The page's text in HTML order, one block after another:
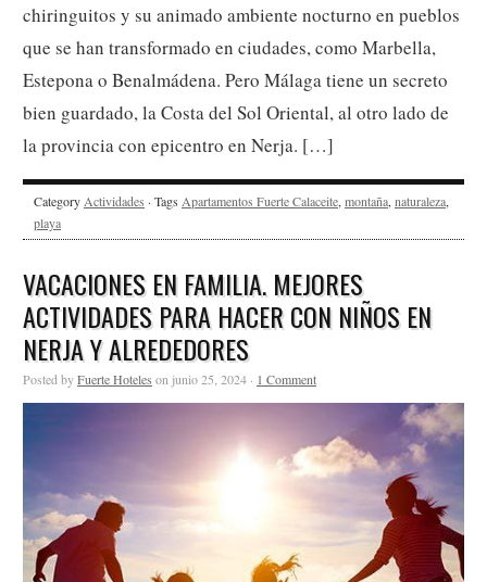
chiringuitos y su animado ambiente nocturno en pueblos
que se han transformado en ciudades, como Marbella,
Estepona o Benalmádena. Pero Málaga tiene un secreto
bien guardado, la Costa del Sol Oriental, al otro lado de
la provincia con epicentro en Nerja. […]
Category Actividades · Tags Apartamentos Fuerte Calaceite, montaña, naturaleza,
playa
VACACIONES EN FAMILIA. MEJORES
ACTIVIDADES PARA HACER CON NIÑOS EN
NERJA Y ALREDEDORES
Posted byFuerte Hoteles on junio 25, 2024 · 1 Comment